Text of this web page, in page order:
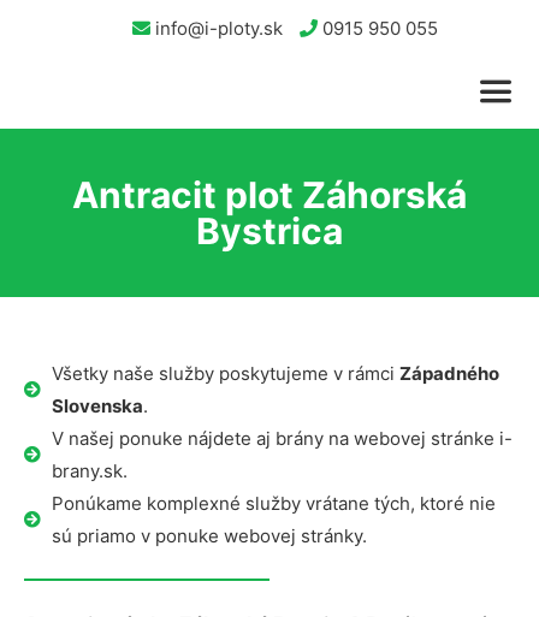
info@i-ploty.sk 0915 950 055
Antracit plot Záhorská
Bystrica
Všetky naše služby poskytujeme v rámci Západného
Slovenska.
V našej ponuke nájdete aj brány na webovej stránke i-
brany.sk.
Ponúkame komplexné služby vrátane tých, ktoré nie
sú priamo v ponuke webovej stránky.